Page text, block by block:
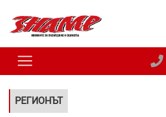
РЕГИОНЪТ